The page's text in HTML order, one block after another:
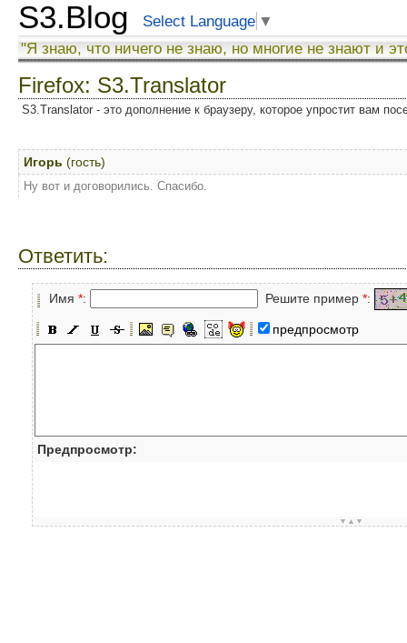
S3.Blog Select Language ▼
"Я знаю, что ничего не знаю, но многие не знают и
Firefox: S3.Translator
S3.Translator - это дополнение к браузеру, которое упростит вам
Игорь (гость)
Ну вот и договорились. Спасибо.
Ответить:
Имя *: Решите пример *:
предпросмотр
Предпросмотр:
▼▲▼